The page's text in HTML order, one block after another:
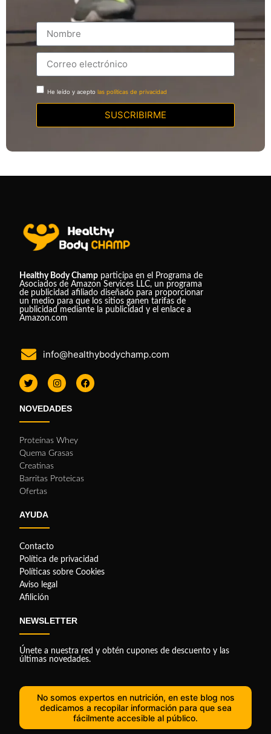
He leído y acepto las políticas de privacidad
SUSCRIBIRME
Healthy Body Champ participa en el Programa de
Asociados de Amazon Services LLC, un programa
de publicidad afiliado diseñado para proporcionar
un medio para que los sitios ganen tarifas de
publicidad mediante la publicidad y el enlace a
Amazon.com
info@healthybodychamp.com
NOVEDADES
Proteínas Whey
Quema Grasas
Creatinas
Barritas Proteicas
Ofertas
AYUDA
Contacto
Política de privacidad
Políticas sobre Cookies
Aviso legal
Afilición
NEWSLETTER
Únete a nuestra red y obtén cupones de descuento y las
últimas novedades.
No somos expertos en nutrición, en este blog nos
dedicamos a recopilar información para que sea
fácilmente accesible al público.